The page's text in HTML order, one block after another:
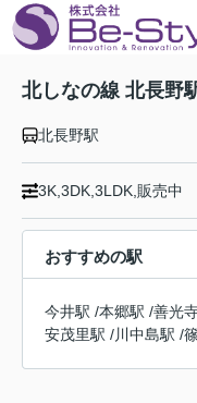
北しなの線 北長野
北長野駅
3K,3DK,3LDK,販売中
おすすめの駅
今井駅 /本郷駅 /善光
安茂里駅 /川中島駅 /